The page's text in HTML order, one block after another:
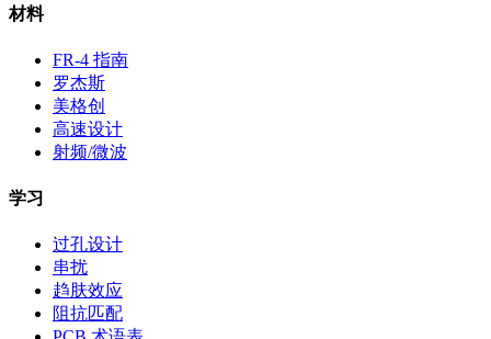
材料
FR-4 指南
罗杰斯
美格创
高速设计
射频/微波
学习
过孔设计
串扰
趋肤效应
阻抗匹配